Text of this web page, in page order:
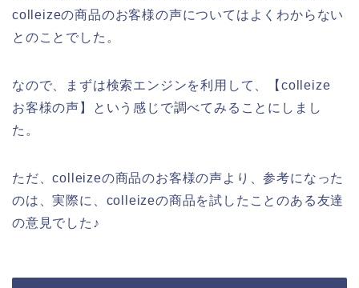
colleizeの商品のお客様の声についてはよくわからない
とのことでした。
なので、まずは検索エンジンを利用して、【colleize
お客様の声】という感じで調べてみることにしまし
た。
ただ、colleizeの商品のお客様の声より、参考になった
のは、実際に、colleizeの商品を試したことのある友達
の意見でした♪